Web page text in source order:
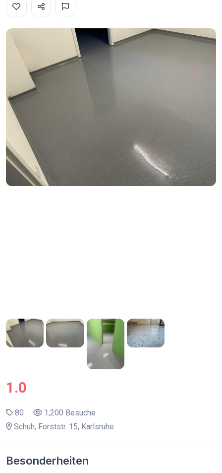
1.0
80
1,200 Besuche
Schuh, Forststr. 15, Karlsruhe
Besonderheiten